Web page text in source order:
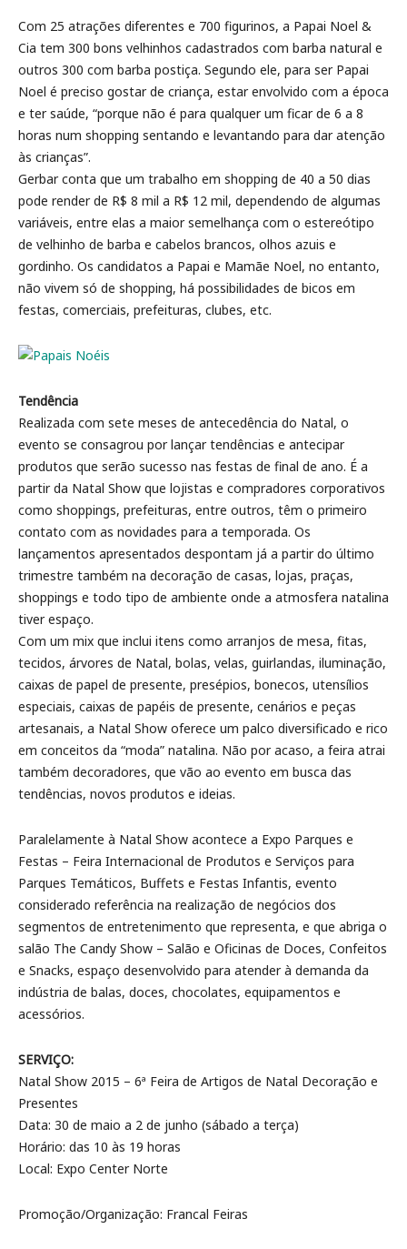
Com 25 atrações diferentes e 700 figurinos, a Papai Noel &
Cia tem 300 bons velhinhos cadastrados com barba natural e
outros 300 com barba postiça. Segundo ele, para ser Papai
Noel é preciso gostar de criança, estar envolvido com a época
e ter saúde, “porque não é para qualquer um ficar de 6 a 8
horas num shopping sentando e levantando para dar atenção
às crianças”.
Gerbar conta que um trabalho em shopping de 40 a 50 dias
pode render de R$ 8 mil a R$ 12 mil, dependendo de algumas
variáveis, entre elas a maior semelhança com o estereótipo
de velhinho de barba e cabelos brancos, olhos azuis e
gordinho. Os candidatos a Papai e Mamãe Noel, no entanto,
não vivem só de shopping, há possibilidades de bicos em
festas, comerciais, prefeituras, clubes, etc.
Tendência
Realizada com sete meses de antecedência do Natal, o
evento se consagrou por lançar tendências e antecipar
produtos que serão sucesso nas festas de final de ano. É a
partir da Natal Show que lojistas e compradores corporativos
como shoppings, prefeituras, entre outros, têm o primeiro
contato com as novidades para a temporada. Os
lançamentos apresentados despontam já a partir do último
trimestre também na decoração de casas, lojas, praças,
shoppings e todo tipo de ambiente onde a atmosfera natalina
tiver espaço.
Com um mix que inclui itens como arranjos de mesa, fitas,
tecidos, árvores de Natal, bolas, velas, guirlandas, iluminação,
caixas de papel de presente, presépios, bonecos, utensílios
especiais, caixas de papéis de presente, cenários e peças
artesanais, a Natal Show oferece um palco diversificado e rico
em conceitos da “moda” natalina. Não por acaso, a feira atrai
também decoradores, que vão ao evento em busca das
tendências, novos produtos e ideias.
Paralelamente à Natal Show acontece a Expo Parques e
Festas – Feira Internacional de Produtos e Serviços para
Parques Temáticos, Buffets e Festas Infantis, evento
considerado referência na realização de negócios dos
segmentos de entretenimento que representa, e que abriga o
salão The Candy Show – Salão e Oficinas de Doces, Confeitos
e Snacks, espaço desenvolvido para atender à demanda da
indústria de balas, doces, chocolates, equipamentos e
acessórios.
SERVIÇO:
Natal Show 2015 – 6ª Feira de Artigos de Natal Decoração e
Presentes
Data: 30 de maio a 2 de junho (sábado a terça)
Horário: das 10 às 19 horas
Local: Expo Center Norte
Promoção/Organização: Francal Feiras